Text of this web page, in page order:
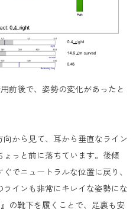
前後で、姿勢の変化があったと
向から見て、耳から垂直なライン
っと前に落ちています。後傾
でニュートラルな位置に戻り、
インも非常にキレイな姿勢にな
の靴下を履くことで、足裏も安